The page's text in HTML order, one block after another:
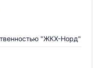
"ЖКХ-Норд"